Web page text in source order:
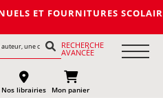
ET FOURNITURES
RECHERCHE
AVANCÉE
Nos librairies Mon panier